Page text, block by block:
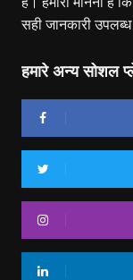
सही जानकारी
हमारे अन्य सोशल